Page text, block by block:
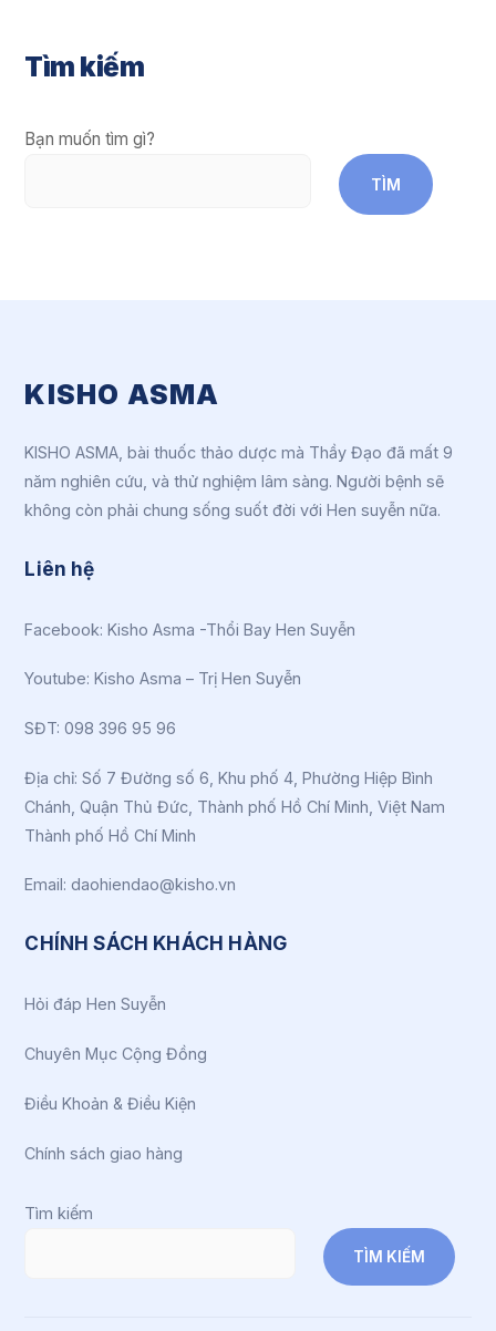
Tìm kiếm
Bạn muốn tìm gì?
TÌM
KISHO ASMA
KISHO ASMA, bài thuốc thảo dược mà Thầy Đạo đã mất 9
năm nghiên cứu, và thử nghiệm lâm sàng. Người bệnh sẽ
không còn phải chung sống suốt đời với Hen suyễn nữa.
Liên hệ
Facebook:Kisho Asma -Thổi Bay Hen Suyễn
Youtube:Kisho Asma – Trị Hen Suyễn
SĐT: 098 396 95 96
Địa chỉ: Số 7 Đường số 6, Khu phố 4, Phường Hiệp Bình
Chánh, Quận Thủ Đức, Thành phố Hồ Chí Minh, Việt Nam
Thành phố Hồ Chí Minh
Email: daohiendao@kisho.vn
CHÍNH SÁCH KHÁCH HÀNG
Hỏi đáp Hen Suyễn
Chuyên Mục Cộng Đồng
Điều Khoản & Điều Kiện
Chính sách giao hàng
Tìm kiếm
TÌM KIẾM